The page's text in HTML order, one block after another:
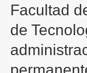
Facultad
de